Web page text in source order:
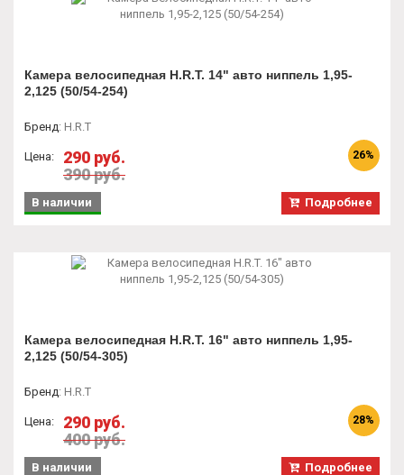
Камера велосипедная H.R.T. 14" авто ниппель 1,95-
2,125 (50/54-254)
Бренд: H.R.T
Цена:
290 руб.
390 руб.
26%
Подробнее
В наличии
Камера велосипедная H.R.T. 16" авто ниппель 1,95-
2,125 (50/54-305)
Бренд: H.R.T
Цена:
290 руб.
400 руб.
28%
Подробнее
В наличии